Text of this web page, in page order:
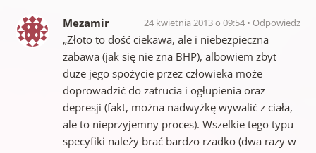
Mezamir 24 kwietnia 2013 o 09:54 Odpowiedz
„Złoto to dość ciekawa, ale i niebezpieczna
zabawa (jak się nie zna BHP), albowiem zbyt
duże jego spożycie przez człowieka może
doprowadzić do zatrucia i ogłupienia oraz
depresji (fakt, można nadwyżkę wywalić z ciała,
ale to nieprzyjemny proces). Wszelkie tego typu
specyfiki należy brać bardzo rzadko (dwa razy w